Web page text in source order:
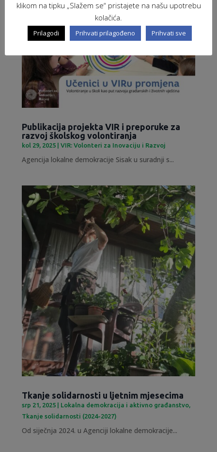
Publikacija projekta VIR i preporuke za
razvoj školskog volontiranja
kol 29, 2025| VIR: Volonteri za Inovaciju i Razvoj
Agencija lokalne demokracije Sisak u suradnji s...
Tkanje solidarnosti u ljetnim mjesecima
srp 21, 2025| Lokalna demokracija i aktivno građanstvo,
Tkanje solidarnosti (2024-2027)
Od siječnja 2024. u Agenciji lokalne demokracije...
klikom na tipku „Slažem se“ pristajete na našu upotrebu
kolačića.
Prilagodi Prihvati prilagođeno Prihvati sve